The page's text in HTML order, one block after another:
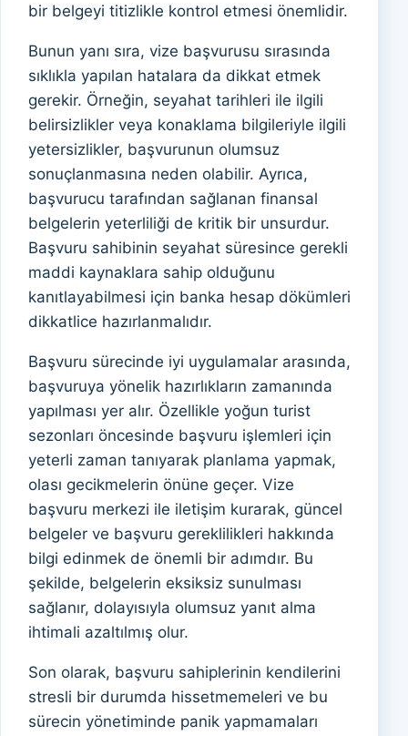
bir belgeyi titizlikle kontrol etmesi önemlidir.
Bunun yanı sıra, vize başvurusu sırasında
sıklıkla yapılan hatalara da dikkat etmek
gerekir. Örneğin, seyahat tarihleri ile ilgili
belirsizlikler veya konaklama bilgileriyle ilgili
yetersizlikler, başvurunun olumsuz
sonuçlanmasına neden olabilir. Ayrıca,
başvurucu tarafından sağlanan finansal
belgelerin yeterliliği de kritik bir unsurdur.
Başvuru sahibinin seyahat süresince gerekli
maddi kaynaklara sahip olduğunu
kanıtlayabilmesi için banka hesap dökümleri
dikkatlice hazırlanmalıdır.
Başvuru sürecinde iyi uygulamalar arasında,
başvuruya yönelik hazırlıkların zamanında
yapılması yer alır. Özellikle yoğun turist
sezonları öncesinde başvuru işlemleri için
yeterli zaman tanıyarak planlama yapmak,
olası gecikmelerin önüne geçer. Vize
başvuru merkezi ile iletişim kurarak, güncel
belgeler ve başvuru gereklilikleri hakkında
bilgi edinmek de önemli bir adımdır. Bu
şekilde, belgelerin eksiksiz sunulması
sağlanır, dolayısıyla olumsuz yanıt alma
ihtimali azaltılmış olur.
Son olarak, başvuru sahiplerinin kendilerini
stresli bir durumda hissetmemeleri ve bu
sürecin yönetiminde panik yapmamaları